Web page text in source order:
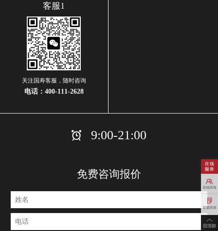
客服1
关注国寿客服，随时咨询
电话： 400-111-2628
9:00-21:00
免费咨询报价